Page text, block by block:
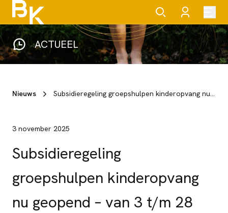
ACTUEEL
Nieuws Subsidieregeling groepshulpen kinderopvang nu geopend – van 3 t/m 28 november
3 november 2025
Subsidieregeling
groepshulpen kinderopvang
nu geopend – van 3 t/m 28